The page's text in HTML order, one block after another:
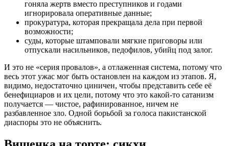
гоняла жертв вместо преступников и годами
игнорировала оперативные данные;
прокуратура, которая прекращала дела при первой
возможности;
суды, которые штамповали мягкие приговоры или
отпускали насильников, педофилов, убийц под залог.
И это не «серия провалов», а отлаженная система, потому что
весь этот ужас мог быть остановлен на каждом из этапов. Я,
видимо, недостаточно циничен, чтобы представить себе её
бенефициаров и их цели, потому что это какой-то сатанизм
получается — чистое, рафинированное, ничем не
разбавленное зло. Одной борьбой за голоса пакистанской
диаспоры это не объяснить.